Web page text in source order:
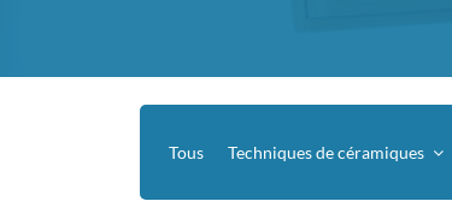
Tous Techniques de céramiques